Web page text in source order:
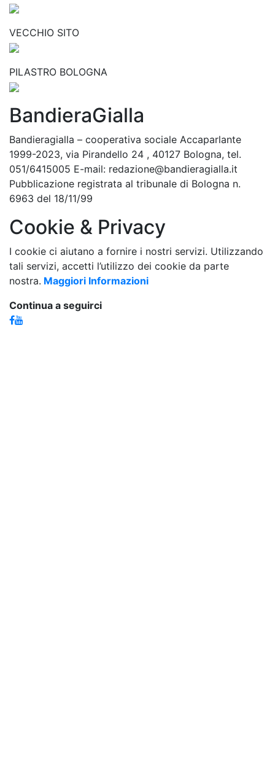
VECCHIO SITO
PILASTRO BOLOGNA
BandieraGialla
Bandieragialla – cooperativa sociale Accaparlante
1999-2023, via Pirandello 24 , 40127 Bologna, tel.
051/6415005 E-mail: redazione@bandieragialla.it
Pubblicazione registrata al tribunale di Bologna n.
6963 del 18/11/99
Cookie & Privacy
I cookie ci aiutano a fornire i nostri servizi. Utilizzando
tali servizi, accetti l’utilizzo dei cookie da parte
nostra. Maggiori Informazioni
Continua a seguirci